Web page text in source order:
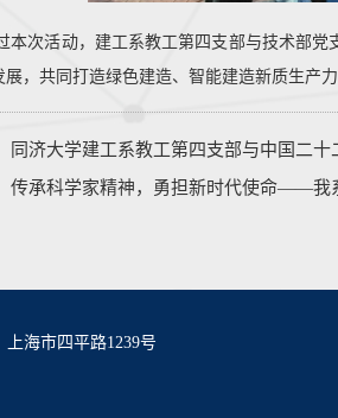
本次活动，建工系教工第四支部与技术部
展，共同打造绿色建造、智能建造新质生产
同济大学建工系教工第四支部与中国二
传承科学家精神，勇担新时代使命——我
海市四平路1239号